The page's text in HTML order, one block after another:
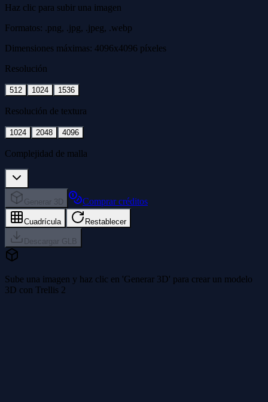
Haz clic para subir una imagen
Formatos: .png, .jpg, .jpeg, .webp
Dimensiones máximas: 4096x4096 píxeles
Resolución
512 1024 1536
Resolución de textura
1024 2048 4096
Complejidad de malla
Generar 3D Comprar créditos
Cuadrícula Restablecer
Descargar GLB
Sube una imagen y haz clic en 'Generar 3D' para crear un modelo
3D con Trellis 2